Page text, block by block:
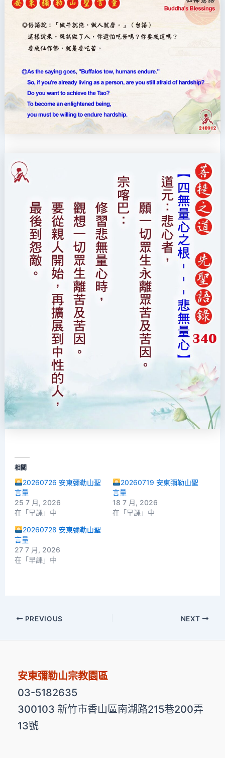
相關
20260726 安東彌勒山聖
言量
25 7 月, 2026
在「早課」中
20260719 安東彌勒山聖
言量
18 7 月, 2026
在「早課」中
20260728 安東彌勒山聖
言量
27 7 月, 2026
在「早課」中
PREVIOUS NEXT
安東彌勒山宗教園區
03-5182635
300103 新竹市香山區南湖路215巷200弄
13號